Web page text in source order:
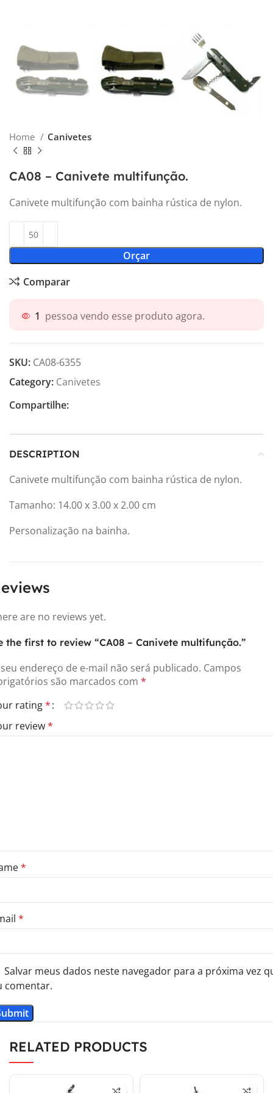
Home Canivetes
CA08 – Canivete multifunção.
Canivete multifunção com bainha rústica de nylon.
Orçar
Comparar
1 pessoa vendo esse produto agora.
SKU: CA08-6355
Category: Canivetes
Compartilhe:
DESCRIPTION
Canivete multifunção com bainha rústica de nylon.
Tamanho: 14.00 x 3.00 x 2.00 cm
Personalização na bainha.
are no reviews yet.
the first to review “CA08 – Canivete multifunção.”
endereço de e-mail não será publicado. Campos
são marcados com *
rating*
review*
*
*
Salvar meus dados neste navegador para a próxima vez
comentar.
RELATED PRODUCTS